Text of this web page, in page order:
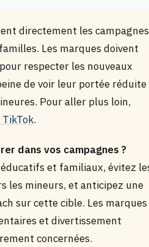
directement les campagnes
Les marques doivent
respecter les nouveaux
de voir leur portée réduite
Pour aller plus loin,
TikTok.
dans vos campagnes ?
et familiaux, évitez
les mineurs, et anticipez une
sur cette cible. Les marques
et divertissement
concernées.